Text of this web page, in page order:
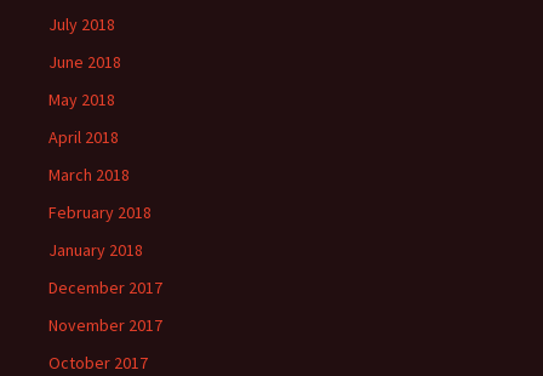
July 2018
June 2018
May 2018
April 2018
March 2018
February 2018
January 2018
December 2017
November 2017
October 2017